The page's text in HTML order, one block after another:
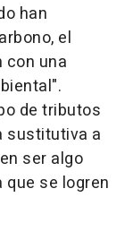
han
el
una
de tributos
sustitutiva a
ser algo
se logren